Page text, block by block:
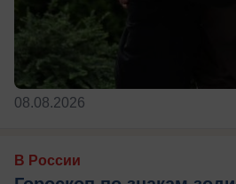
08.08.2026
В России